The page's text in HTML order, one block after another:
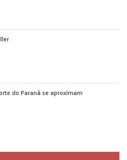
do Paraná se aproximam